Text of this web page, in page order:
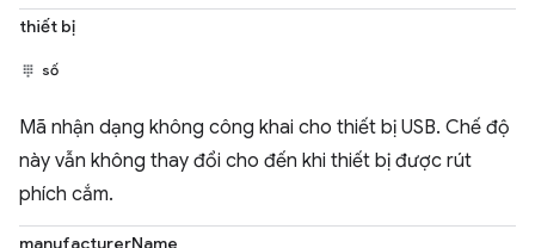
thiết bị
số
Mã nhận dạng không công khai cho thiết bị USB. Chế độ
này vẫn không thay đổi cho đến khi thiết bị được rút
phích cắm.
manufacturerName